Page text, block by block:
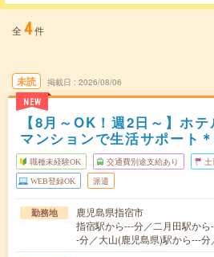
全 4件
未読
NEW
掲載日 2026/08/06
【8月～OK！週2日～】ホ
マンションで生活サポート
職種未経験OK 交通費別途支給あり
WEB登録OK 派遣
勤務地
鹿児島県指宿市
指宿駅から---分／二月田駅か
-分／大山(鹿児島県)駅から---